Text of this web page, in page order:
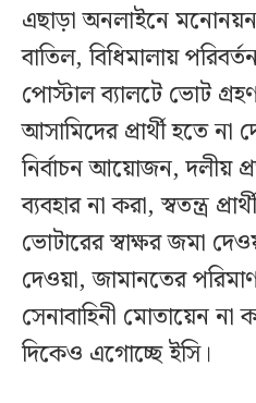
এছাড়া অনলাইনে
বাতিল, বিধিমালায়
পোস্টাল ব্যালটে ভোট
আসামিদের প্রার্থী হতে না
নির্বাচন আয়োজন, দলীয়
ব্যবহার না করা, স্বতন্ত্র
ভোটারের স্বাক্ষর জমা
দেওয়া, জামানতের
সেনাবাহিনী মোতায়েন না
দিকেও এগোচ্ছে ইসি।